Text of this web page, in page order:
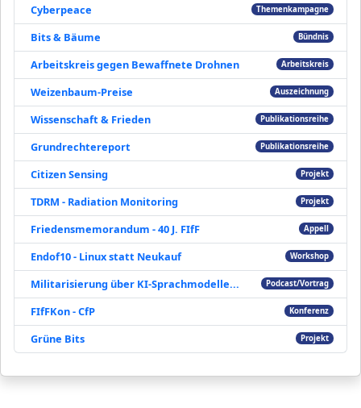
Cyberpeace Themenkampagne
Bits & Bäume Bündnis
Arbeitskreis gegen Bewaffnete Drohnen Arbeitskreis
Weizenbaum-Preise Auszeichnung
Wissenschaft & Frieden Publikationsreihe
Grundrechtereport Publikationsreihe
Citizen Sensing Projekt
TDRM - Radiation Monitoring Projekt
Friedensmemorandum - 40 J. FIfF Appell
Endof10 - Linux statt Neukauf Workshop
Militarisierung über KI-Sprachmodelle... Podcast/Vortrag
FIfFKon - CfP Konferenz
Grüne Bits Projekt